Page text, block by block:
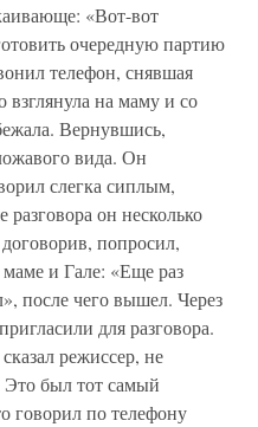
«Вот-вот
очередную партию
телефон, снявшая
взглянула на маму и со
Вернувшись,
вида. Он
слегка сиплым,
он несколько
попросил,
и Гале: «Еще раз
после чего вышел. Через
для разговора.
режиссер, не
Это был тот самый
говорил по телефону